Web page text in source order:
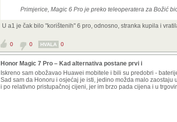
Primjerice, Magic 6 Pro je preko teleoperatera za Božić
U a1 je čak bilo "korištenih" 6 pro, odnosno, stranka kupila i
0 0 HVALA 0
Honor Magic 7 Pro – Kad alternativa postane prvi i
Iskreno sam obožavao Huawei mobitele i bili su predobri -
Sad sam da Honoru i osjećaj je isti, jedino možda malo
i po relativno pristupačnoj cijeni, jer im brzo pada cijena i u